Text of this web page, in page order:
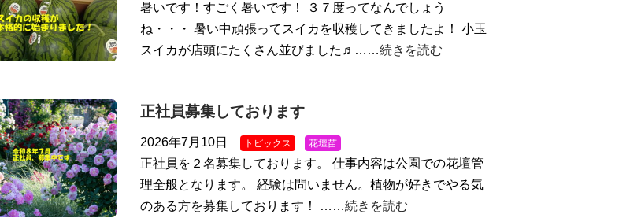
暑いです！すごく暑いです！ ３７度ってなんでしょう
ね・・・ 暑い中頑張ってスイカを収穫してきましたよ！ 小玉
スイカが店頭にたくさん並びました♬……続きを読む
正社員募集しております
2026年7月10日 トピックス 花壇苗
正社員を２名募集しております。 仕事内容は公園での花壇管
理全般となります。 経験は問いません。植物が好きでやる気
のある方を募集しております！ ……続きを読む